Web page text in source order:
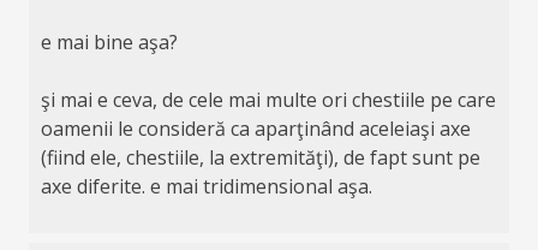
e mai bine aşa?
şi mai e ceva, de cele mai multe ori chestiile pe care
oamenii le consideră ca aparţinând aceleiaşi axe
(fiind ele, chestiile, la extremităţi), de fapt sunt pe
axe diferite. e mai tridimensional aşa.